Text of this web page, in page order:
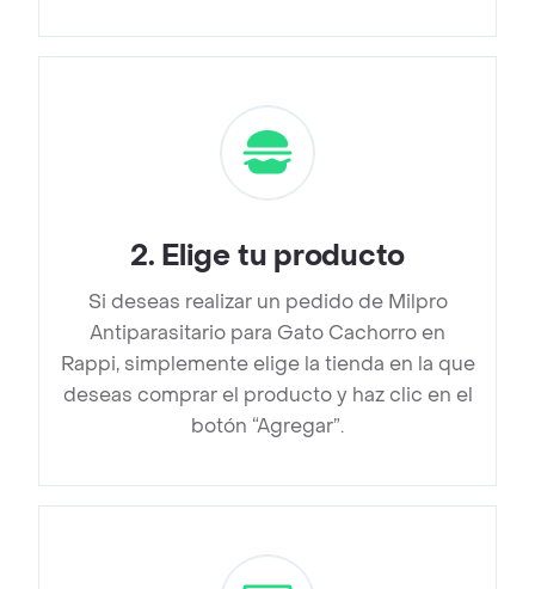
2. Elige tu producto
Si deseas realizar un pedido de Milpro
Antiparasitario para Gato Cachorro en
Rappi, simplemente elige la tienda en la que
deseas comprar el producto y haz clic en el
botón “Agregar”.